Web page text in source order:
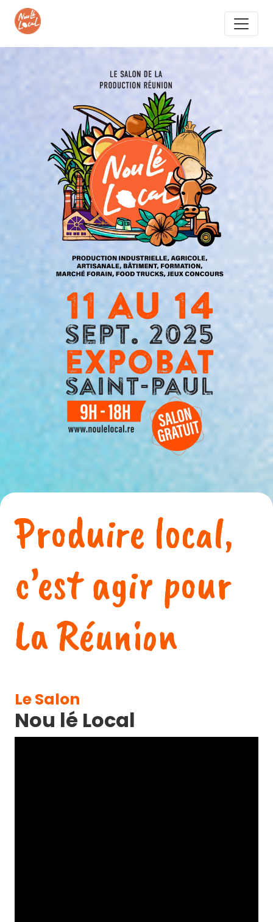
Produire local,
c’est agir pour
La Réunion
Le Salon
Nou lé Local